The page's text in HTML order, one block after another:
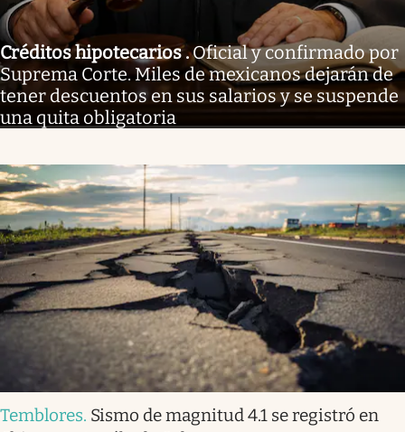
Créditos hipotecarios.Oficial y confirmado por
Suprema Corte. Miles de mexicanos dejarán de
tener descuentos en sus salarios y se suspende
una quita obligatoria
Temblores. Sismo de magnitud 4.1 se registró en